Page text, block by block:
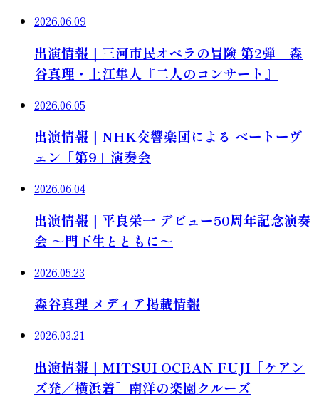
2026.06.09
出演情報｜三河市民オペラの冒険 第2弾 森
谷真理・上江隼人『二人のコンサート』
2026.06.05
出演情報｜NHK交響楽団による ベートーヴ
ェン「第9」演奏会
2026.06.04
出演情報｜平良栄一 デビュー50周年記念演奏
会 ～門下生とともに～
2026.05.23
森谷真理 メディア掲載情報
2026.03.21
出演情報｜MITSUI OCEAN FUJI［ケアン
ズ発／横浜着］南洋の楽園クルーズ